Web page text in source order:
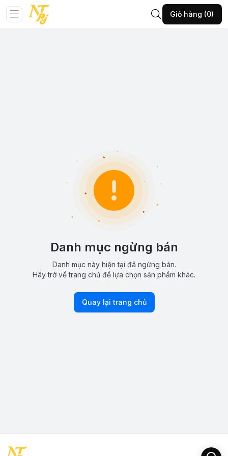
Giỏ hàng (0)
Danh mục ngừng bán
Danh mục này hiện tại đã ngừng bán.
Hãy trở về trang chủ để lựa chọn sản phẩm khác.
Quay lại trang chủ